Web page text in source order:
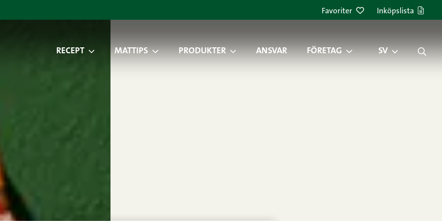
Favoriter Inköpslista
RECEPT MATTIPS PRODUKTER ANSVAR FÖRETAG SV